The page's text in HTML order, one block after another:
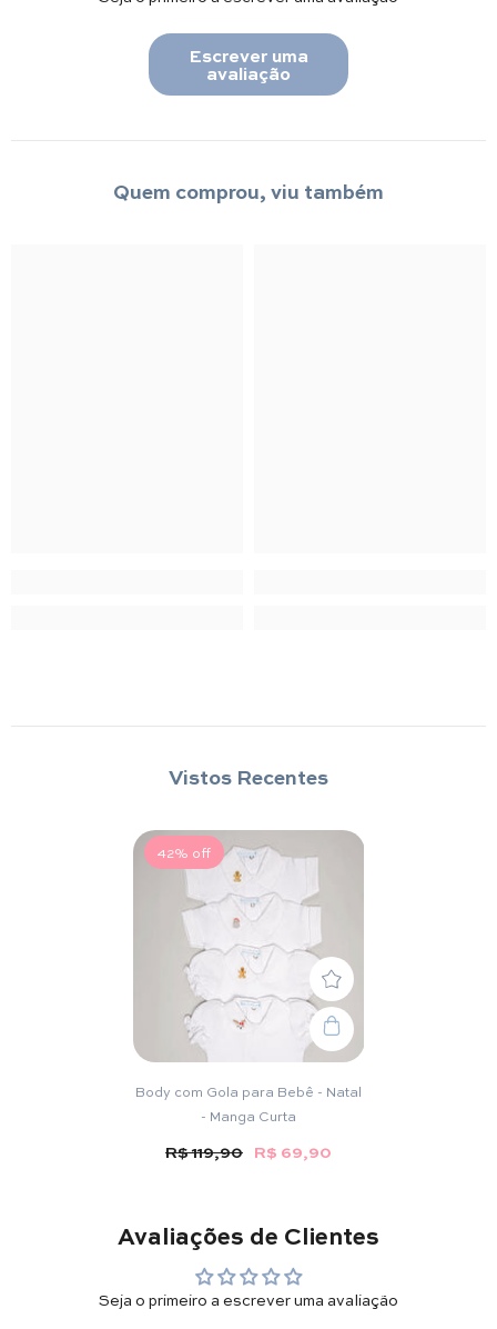
Escrever uma
avaliação
Quem comprou, viu também
Vistos Recentes
42% off
Body com Gola para Bebê - Natal
- Manga Curta
R$ 119,90 R$ 69,90
Avaliações de Clientes
Seja o primeiro a escrever uma avaliação